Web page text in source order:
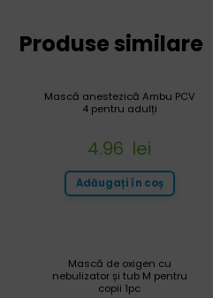
Produse similare
Mască anestezică Ambu PCV
4 pentru adulți
4.96 lei
Adăugați în coș
Mască de oxigen cu
nebulizator și tub M pentru
copii 1pc